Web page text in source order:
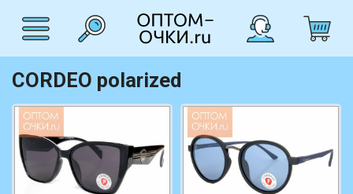
CORDEO polarized